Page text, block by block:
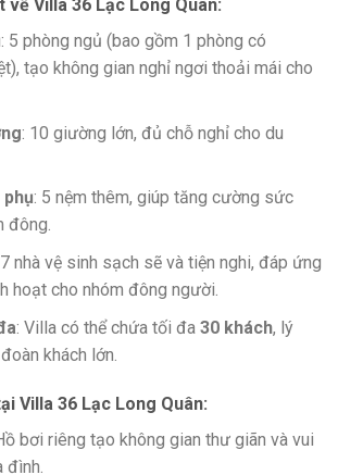
Villa 36 Lạc Long Quân:
: 5 phòng ngủ (bao gồm 1 phòng có
tạo không gian nghỉ ngơi thoải mái cho
: 10 giường lớn, đủ chỗ nghỉ cho du
: 5 nệm thêm, giúp tăng cường sức
đông.
nhà vệ sinh sạch sẽ và tiện nghi, đáp ứng
hoạt cho nhóm đông người.
: Villa có thể chứa tối đa 30 khách, lý
khách lớn.
Villa 36 Lạc Long Quân:
bơi riêng tạo không gian thư giãn và vui
đình.